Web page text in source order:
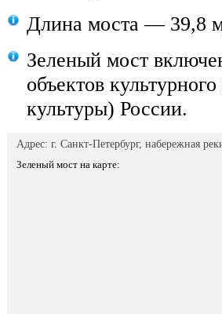
Длина моста — 39,8
Зеленый мост
объектов
культуры) России.
Адрес: г. Санкт-Петербург, набережная
Зеленый мост на карте: